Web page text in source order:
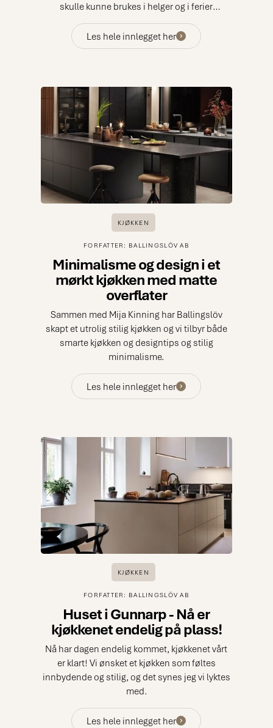
skulle kunne brukes i helger og i ferier
Les hele innlegget her
KJØKKEN
FORFATTER: BALLINGSLÖV AB
Minimalisme og design i et
mørkt kjøkken med matte
overflater
Sammen med Mija Kinning har Ballingslöv
skapt et utrolig stilig kjøkken og vi tilbyr både
smarte kjøkken og designtips og stilig
minimalisme.
Les hele innlegget her
KJØKKEN
FORFATTER: BALLINGSLÖV AB
Huset i Gunnarp - Nå er
kjøkkenet endelig på plass!
Nå har dagen endelig kommet, kjøkkenet vårt
er klart! Vi ønsket et kjøkken som føltes
innbydende og stilig, og det synes jeg vi lyktes
med.
Les hele innlegget her